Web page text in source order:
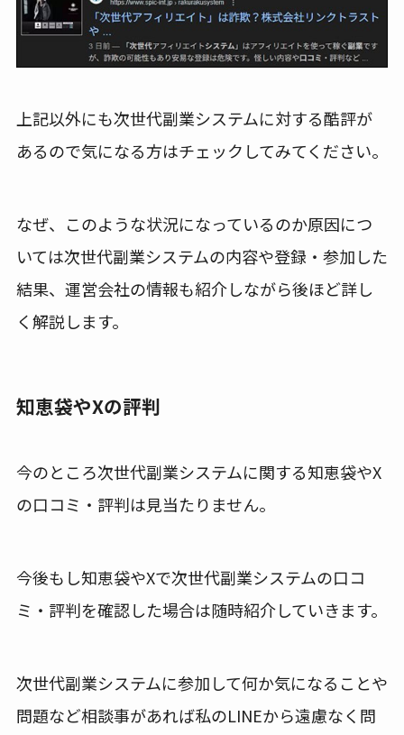
上記以外にも次世代副業システムに対する酷評が
あるので気になる方はチェックしてみてください。
なぜ、このような状況になっているのか原因につ
いては次世代副業システムの内容や登録・参加した
結果、運営会社の情報も紹介しながら後ほど詳し
く解説します。
知恵袋やXの評判
今のところ次世代副業システムに関する知恵袋やX
の口コミ・評判は見当たりません。
今後もし知恵袋やXで次世代副業システムの口コ
ミ・評判を確認した場合は随時紹介していきます。
次世代副業システムに参加して何か気になることや
問題など相談事があれば私のLINEから遠慮なく問